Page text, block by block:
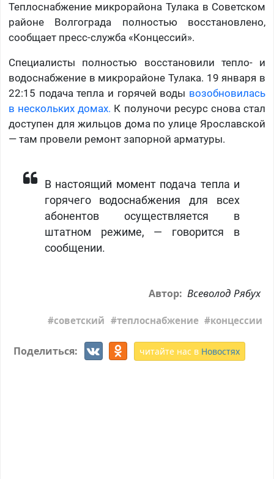
Теплоснабжение микрорайона Тулака в Советском
районе Волгограда полностью восстановлено,
сообщает пресс-служба «Концессий».
Специалисты полностью восстановили тепло- и
водоснабжение в микрорайоне Тулака. 19 января в
22:15 подача тепла и горячей воды возобновилась
в нескольких домах. К полуночи ресурс снова стал
доступен для жильцов дома по улице Ярославской
— там провели ремонт запорной арматуры.
В настоящий момент подача тепла и
горячего водоснабжения для всех
абонентов осуществляется в
штатном режиме, — говорится в
сообщении.
Автор: Всеволод Рябух
советский теплоснабжение концессии
Поделиться: читайте нас в Новостях